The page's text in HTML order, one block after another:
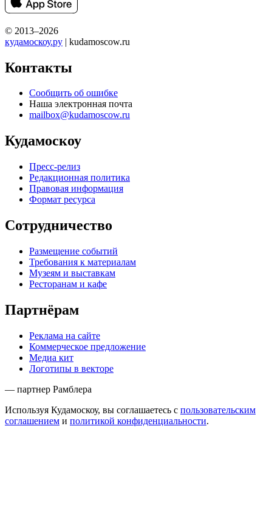
© 2013–2026
кудамоскоу.ру | kudamoscow.ru
Контакты
Сообщить об ошибке
Наша электронная почта
mailbox@kudamoscow.ru
Кудамоскоу
Пресс-релиз
Редакционная политика
Правовая информация
Формат ресурса
Сотрудничество
Размещение событий
Требования к материалам
Музеям и выставкам
Ресторанам и кафе
Партнёрам
Реклама на сайте
Коммерческое предложение
Медиа кит
Логотипы в векторе
— партнер Рамблера
Используя Кудамоскоу, вы соглашаетесь с пользовательским
соглашением и политикой конфиденциальности.